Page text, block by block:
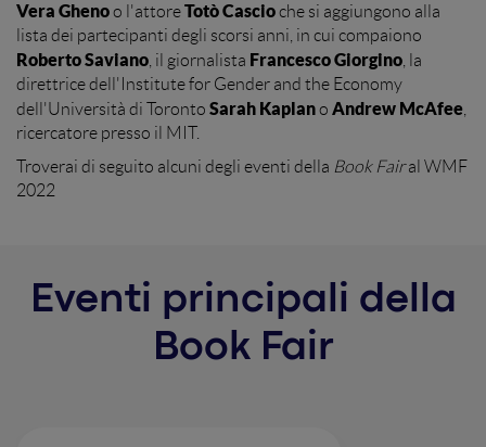
Vera Ghenoo l'attoreTotò Cascioche si aggiungono alla
lista dei partecipanti degli scorsi anni, in cui compaiono
Roberto Saviano , il giornalista Francesco Giorgino , la
direttrice dell'Institute for Gender and the Economy
dell'Università di Toronto Sarah Kaplano Andrew McAfee
ricercatore presso il MIT.
Troverai di seguito alcuni degli eventi della Book Fairal WMF
2022
Eventi principali della
Book Fair